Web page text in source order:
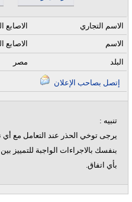
الاصابع
الاسم التجاري
الاصابع
الاسم
مصر البلد
تنبيه :
يرجى توخي الحذر عند التعامل مع أي
بنفسك بالاجراءات الواجبة للتمييز
بأي اتفاق.